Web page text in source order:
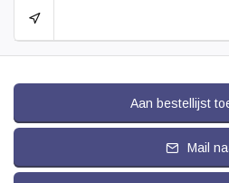
Aan bestellijst
Mail